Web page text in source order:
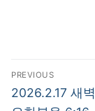
글
탐
PREVIOUS
Previous
2026.2.17 새